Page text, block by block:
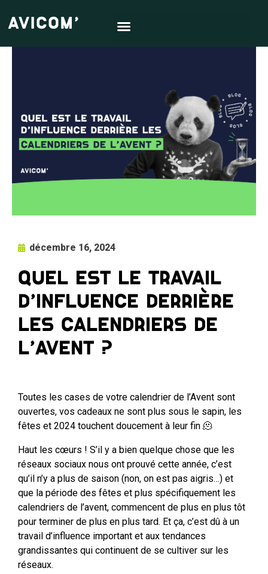
décembre 16, 2024
Quel est le travail
d’influence derrière
les calendriers de
l’Avent ?
Toutes les cases de votre calendrier de l’Avent sont
ouvertes, vos cadeaux ne sont plus sous le sapin, les
fêtes et 2024 touchent doucement à leur fin 🫠
Haut les cœurs ! S’il y a bien quelque chose que les
réseaux sociaux nous ont prouvé cette année, c’est
qu’il n’y a plus de saison (non, on est pas aigris…) et
que la période des fêtes et plus spécifiquement les
calendriers de l’avent, commencent de plus en plus tôt
pour terminer de plus en plus tard. Et ça, c’est dû à un
travail d’influence important et aux tendances
grandissantes qui continuent de se cultiver sur les
réseaux.